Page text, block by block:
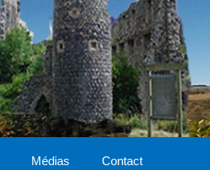
Médias Contact